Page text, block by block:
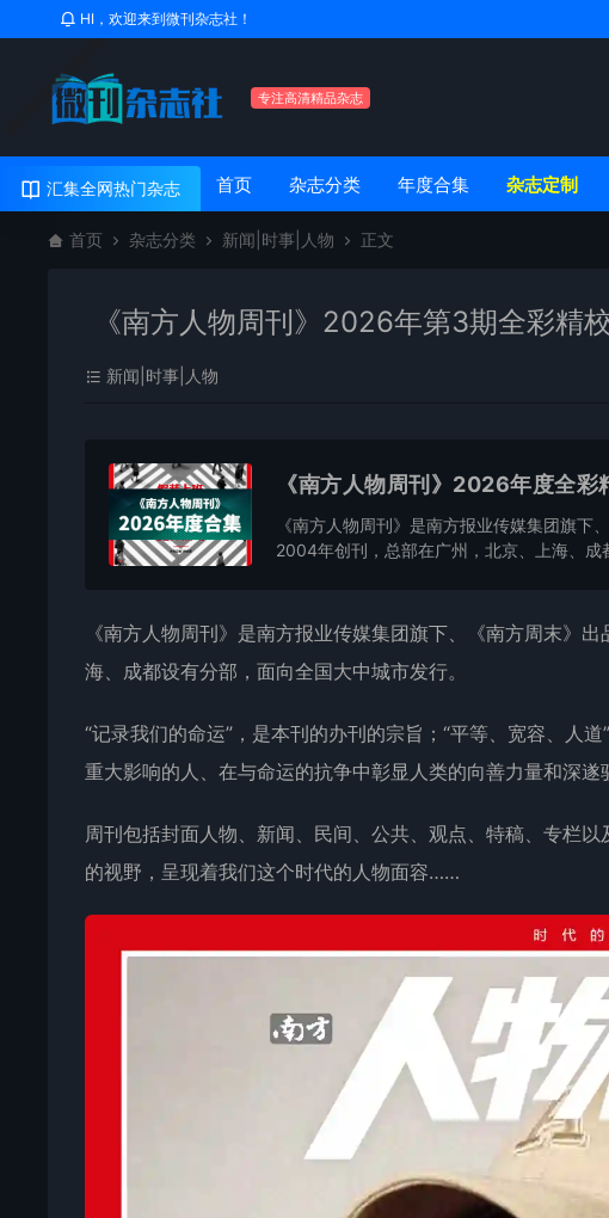
HI，欢迎来到微刊杂志社！
专注高清精品杂志
汇集全网热门杂志 首页 杂志分类 年度合集 杂志定制
首页 杂志分类 新闻|时事|人物 正文
《南方人物周刊》2026年第3期全彩精
新闻|时事|人物
《南方人物周刊》2026年度全
《南方人物周刊》是南方报业传媒集团旗下
2004年创刊，总部在广州，北京、上海、成
《南方人物周刊》是南方报业传媒集团旗下、《南方周末》
海、成都设有分部，面向全国大中城市发行。
“记录我们的命运”，是本刊的办刊的宗旨；“平等、宽容、人
重大影响的人、在与命运的抗争中彰显人类的向善力量和深遂
周刊包括封面人物、新闻、民间、公共、观点、特稿、专栏
的视野，呈现着我们这个时代的人物面容……